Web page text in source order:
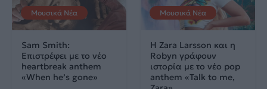
Μουσικά Νέα
Sam Smith:
Επιστρέφει με το νέο
heartbreak anthem
«When he’s gone»
Μουσικά Νέα
Η Zara Larsson και η
Robyn γράφουν
ιστορία με το νέο pop
anthem «Talk to me,